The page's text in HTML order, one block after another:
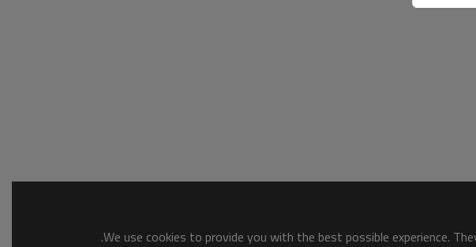
We use cookies to provide you with the best possible experience.